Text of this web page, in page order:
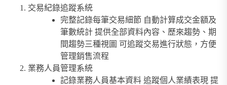
交易紀錄追蹤系統
完整記錄每筆交易細節 自動計算成交金額及
筆數統計 提供全部資料內容、歷來趨勢、期
間趨勢三種視圖 可追蹤交易進行狀態，方便
管理銷售流程
業務人員管理系統
記錄業務人員基本資料 追蹤個人業績表現 提